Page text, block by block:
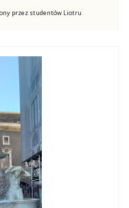
przez studentów Liotru